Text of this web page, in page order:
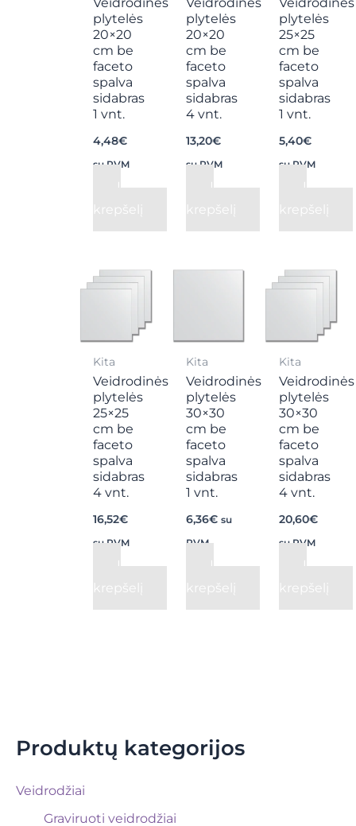
Produktų kategorijos
Veidrodžiai
Graviruoti veidrodžiai
plytelės
20×20
cm be
faceto
spalva
sidabras
1 vnt.
4,48€
su PVM
Į
krepšelį
plytelės
20×20
cm be
faceto
spalva
sidabras
4 vnt.
13,20€
su PVM
Į
krepšelį
plytelės
25×25
cm be
faceto
spalva
sidabras
1 vnt.
5,40€
su PVM
Į
krepšelį
Kita
Veidrodinės
plytelės
25×25
cm be
faceto
spalva
sidabras
4 vnt.
16,52€
su PVM
Į
krepšelį
Kita
Veidrodinės
plytelės
30×30
cm be
faceto
spalva
sidabras
1 vnt.
6,36€ su
PVM
Į
krepšelį
Kita
Veidrodinės
plytelės
30×30
cm be
faceto
spalva
sidabras
4 vnt.
20,60€
su PVM
Į
krepšelį